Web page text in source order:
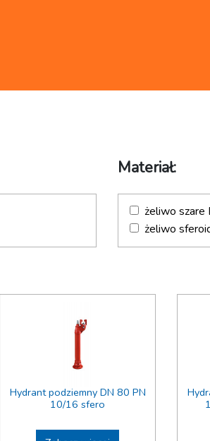
Materiał:
żeliwo szare
żeliwo
Hydrant podziemny DN 80 PN
10/16 sfero